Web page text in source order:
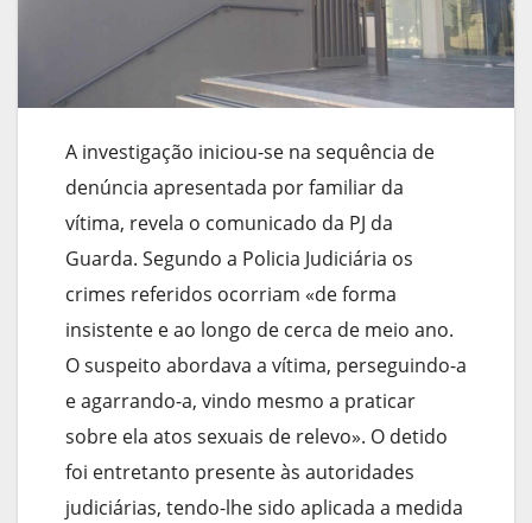
A investigação iniciou-se na sequência de
denúncia apresentada por familiar da
vítima, revela o comunicado da PJ da
Guarda. Segundo a Policia Judiciária os
crimes referidos ocorriam «de forma
insistente e ao longo de cerca de meio ano.
O suspeito abordava a vítima, perseguindo-a
e agarrando-a, vindo mesmo a praticar
sobre ela atos sexuais de relevo». O detido
foi entretanto presente às autoridades
judiciárias, tendo-lhe sido aplicada a medida